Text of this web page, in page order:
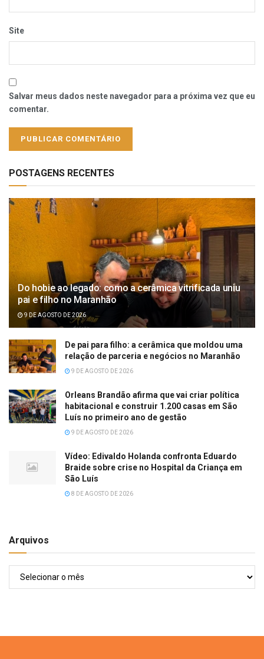
Site
Salvar meus dados neste navegador para a próxima vez que eu
comentar.
POSTAGENS RECENTES
Do hobie ao legado: como a cerâmica vitrificada uniu
pai e filho no Maranhão
9 DE AGOSTO DE 2026
De pai para filho: a cerâmica que moldou uma
relação de parceria e negócios no Maranhão
9 DE AGOSTO DE 2026
Orleans Brandão afirma que vai criar política
habitacional e construir 1.200 casas em São
Luís no primeiro ano de gestão
9 DE AGOSTO DE 2026
Vídeo: Edivaldo Holanda confronta Eduardo
Braide sobre crise no Hospital da Criança em
São Luís
8 DE AGOSTO DE 2026
Arquivos